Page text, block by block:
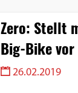
Zero: Stellt
Big-Bike vor
26.02.2019